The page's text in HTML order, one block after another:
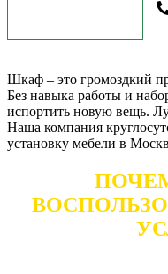
Шкаф – это громоздкий
Без навыка работы и
испортить новую вещь.
Наша компания
установку мебели в